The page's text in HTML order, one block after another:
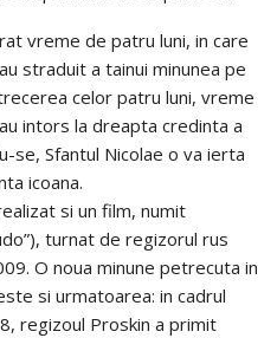
vreme de patru luni, in care
straduit a tainui minunea pe
celor patru luni, vreme
intors la dreapta credinta a
se, Sfantul Nicolae o va ierta
icoana.
si un film, numit
turnat de regizorul rus
O noua minune petrecuta in
si urmatoarea: in cadrul
regizoul Proskin a primit